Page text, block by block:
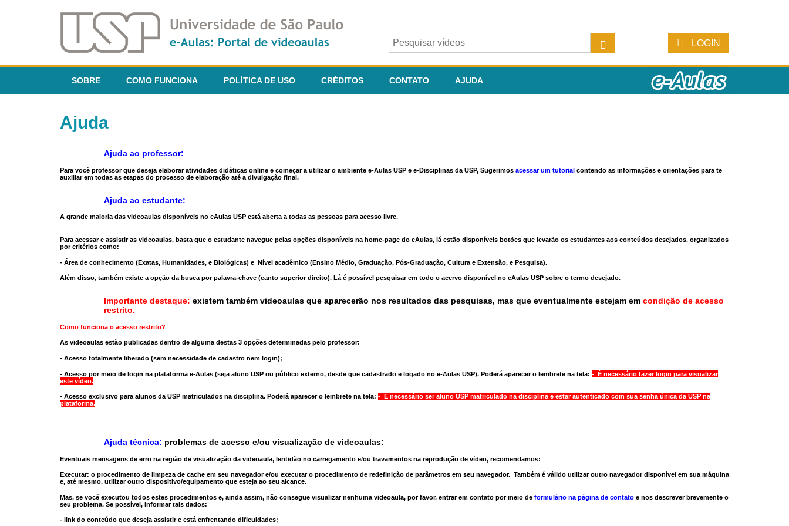
LOGIN
SOBRE COMO FUNCIONA POLÍTICA DE USO CRÉDITOS CONTATO AJUDA
Ajuda
Ajuda ao professor:
Para você professor que deseja elaborar atividades didáticas online e começar a utilizar o ambiente e-Aulas USP e e-Disciplinas da USP, Sugerimos acessar um tutorial contendo as informações e orientações para te
auxiliar em todas as etapas do processo de elaboração até a divulgação final.
Ajuda ao estudante:
A grande maioria das videoaulas disponíveis no eAulas USP está aberta a todas as pessoas para acesso livre.
Para acessar e assistir as videoaulas, basta que o estudante navegue pelas opções disponíveis na home-page do eAulas, lá estão disponíveis botões que levarão os estudantes aos conteúdos desejados, organizados
por critérios como:
- Área de conhecimento (Exatas, Humanidades, e Biológicas) e Nível acadêmico (Ensino Médio, Graduação, Pós-Graduação, Cultura e Extensão, e Pesquisa).
Além disso, também existe a opção da busca por palavra-chave (canto superior direito). Lá é possível pesquisar em todo o acervo disponível no eAulas USP sobre o termo desejado.
Importante destaque: existem também videoaulas que aparecerão nos resultados das pesquisas, mas que eventualmente estejam em condição de acesso
restrito.
Como funciona o acesso restrito?
As videoaulas estão publicadas dentro de alguma destas 3 opções determinadas pelo professor:
- Acesso totalmente liberado (sem necessidade de cadastro nem login);
- Acesso por meio de login na plataforma e-Aulas (seja aluno USP ou público externo, desde que cadastrado e logado no e-Aulas USP). Poderá aparecer o lembrete na tela: - É necessário fazer login para visualizar
este vídeo.
- Acesso exclusivo para alunos da USP matriculados na disciplina. Poderá aparecer o lembrete na tela: - É necessário ser aluno USP matriculado na disciplina e estar autenticado com sua senha única da USP na
plataforma.
Ajuda técnica: problemas de acesso e/ou visualização de videoaulas:
Eventuais mensagens de erro na região de visualização da videoaula, lentidão no carregamento e/ou travamentos na reprodução de vídeo, recomendamos:
Executar: o procedimento de limpeza de cache em seu navegador e/ou executar o procedimento de redefinição de parâmetros em seu navegador. Também é válido utilizar outro navegadordisponível em sua máquina
e, até mesmo, utilizar outro dispositivo/equipamento que esteja ao seu alcance.
Mas, se você executou todos estes procedimentos e, ainda assim, não consegue visualizar nenhuma videoaula, por favor, entrar em contato por meio de formulário na página de contato e nos descrever brevemente o
seu problema. Se possível, informar tais dados:
- link do conteúdo que deseja assistir e está enfrentando dificuldades;